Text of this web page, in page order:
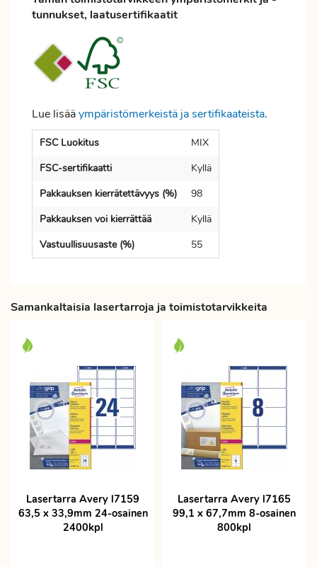
tunnukset, laatusertifikaatit
Lue lisääympäristömerkeistä ja sertifikaateista.
FSC Luokitus
MIX
FSC-sertifikaatti
Kyllä
Pakkauksen kierrätettävyys (%)
98
Pakkauksen voi kierrättää
Kyllä
Vastuullisuusaste (%)
55
Samankaltaisia lasertarroja ja toimistotarvikkeita
Lasertarra Avery l7159
63,5 x 33,9mm 24-osainen
2400kpl
Lasertarra Avery l7165
99,1 x 67,7mm 8-osainen
800kpl